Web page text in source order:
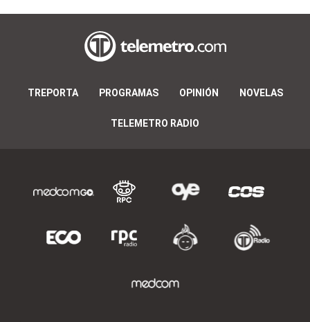
TREPORTA PROGRAMAS OPINIÓN NOVELAS
TELEMETRO RADIO